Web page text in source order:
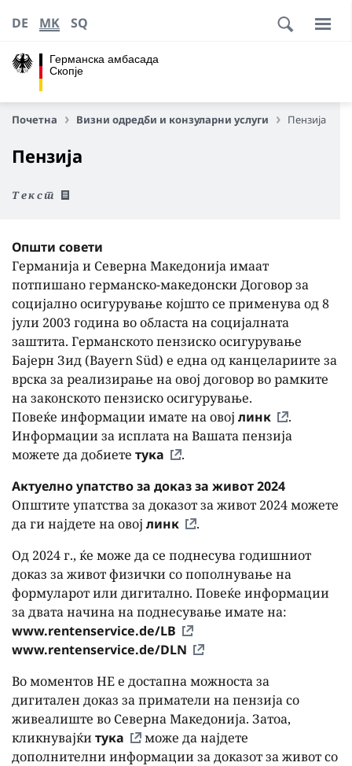
Германска амбасада
Скопје
DE MK SQ
Почетна Визни одредби и конзуларни услуги Пензија
Пензија
Текст
Општи совети
Германија и Северна Македонија имаат
потпишано германско-македонски Договор за
социјално осигурување којшто се применува од 8
јули 2003 година во областа на социјалната
заштита. Германското пензиско осигурување
Бајерн Зид (Bayern Süd) е една од канцелариите за
врска за реализирање на овој договор во рамките
на законското пензиско осигурување.
Повеќе информации имате на овој линк
.
Информации за исплата на Вашата пензија
можете да добиете тука
.
Актуелно упатство за доказ за живот 2024
Општите упатства за доказот за живот 2024 можете
да ги најдете на овој линк
.
Oд 2024 г., ќе може да се поднесува годишниот
доказ за живот физички со пополнување на
формуларот или дигитално. Повеќе информации
за двата начина на поднесување имате на:
www.rentenservice.de/LB
www.rentenservice.de/DLN
Во моментов НЕ е достапна можноста за
дигитален доказ за приматели на пензија со
живеалиште во Северна Македонија. Затоа,
кликнувајќитука
може да најдете
дополнителни информации за доказот за живот со